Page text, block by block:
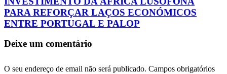
PARA REFORÇAR LAÇOS ECONÓMICOS
ENTRE PORTUGAL E PALOP
Deixe um comentário
O seu endereço de email não será publicado. Campos obrigatórios